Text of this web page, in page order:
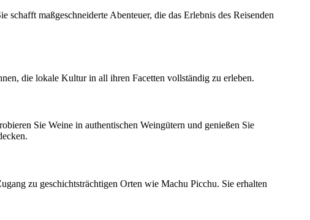
maßgeschneiderte Abenteuer, die das Erlebnis des Reisenden
die lokale Kultur in all ihren Facetten vollständig zu erleben.
Sie Weine in authentischen Weingütern und genießen Sie
zu geschichtsträchtigen Orten wie Machu Picchu. Sie erhalten